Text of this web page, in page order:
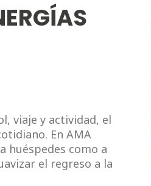
viaje y actividad, el
En AMA
huéspedes como a
el regreso a la